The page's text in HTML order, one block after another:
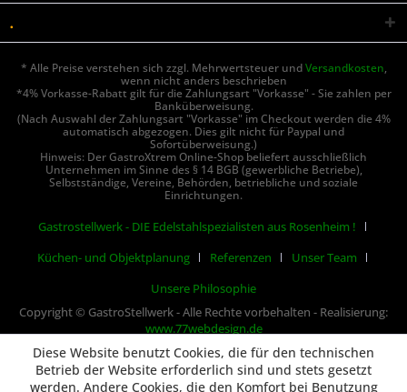
.
* Alle Preise verstehen sich zzgl. Mehrwertsteuer undVersandkosten,
wenn nicht anders beschrieben
*4% Vorkasse-Rabatt gilt für die Zahlungsart "Vorkasse" - Sie zahlen per
Banküberweisung.
(Nach Auswahl der Zahlungsart "Vorkasse" im Checkout werden die 4%
automatisch abgezogen. Dies gilt nicht für Paypal und
Sofortüberweisung.)
Hinweis: Der GastroXtrem Online-Shop beliefert ausschließlich
Unternehmen im Sinne des § 14 BGB (gewerbliche Betriebe),
Selbstständige, Vereine, Behörden, betriebliche und soziale
Einrichtungen.
Gastrostellwerk - DIE Edelstahlspezialisten aus Rosenheim !
Küchen- und Objektplanung
Referenzen
Unser Team
Unsere Philosophie
Copyright © GastroStellwerk - Alle Rechte vorbehalten - Realisierung:
www.77webdesign.de
Diese Website benutzt Cookies, die für den technischen
Betrieb der Website erforderlich sind und stets gesetzt
werden. Andere Cookies, die den Komfort bei Benutzung